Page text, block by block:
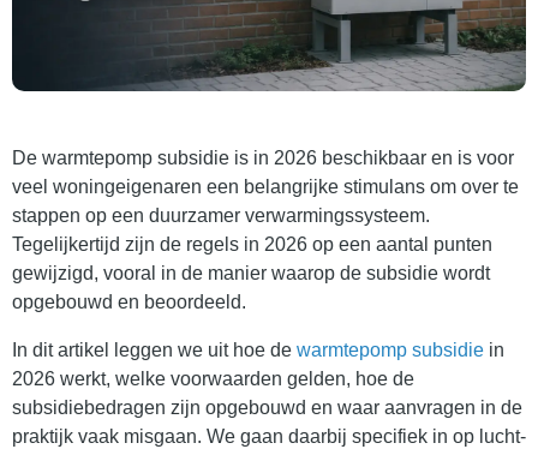
De warmtepomp subsidie is in 2026 beschikbaar en is voor
veel woningeigenaren een belangrijke stimulans om over te
stappen op een duurzamer verwarmingssysteem.
Tegelijkertijd zijn de regels in 2026 op een aantal punten
gewijzigd, vooral in de manier waarop de subsidie wordt
opgebouwd en beoordeeld.
In dit artikel leggen we uit hoe de warmtepomp subsidie in
2026 werkt, welke voorwaarden gelden, hoe de
subsidiebedragen zijn opgebouwd en waar aanvragen in de
praktijk vaak misgaan. We gaan daarbij specifiek in op lucht-